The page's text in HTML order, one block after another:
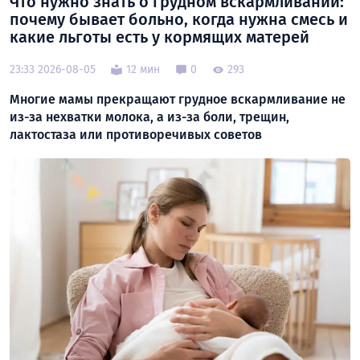
почему бывает больно, когда нужна смесь и
какие льготы есть у кормящих матерей
23:33 2026-08-05 12 мин 0 293
Многие мамы прекращают грудное вскармливание не
из-за нехватки молока, а из-за боли, трещин,
лактостаза или противоречивых советов